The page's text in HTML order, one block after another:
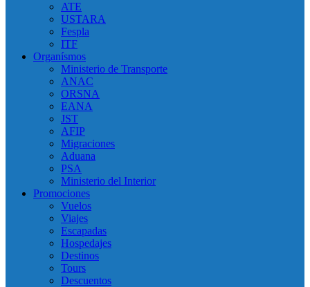
ATE
USTARA
Fespla
ITF
Organísmos
Ministerio de Transporte
ANAC
ORSNA
EANA
JST
AFIP
Migraciones
Aduana
PSA
Ministerio del Interior
Promociones
Vuelos
Viajes
Escapadas
Hospedajes
Destinos
Tours
Descuentos